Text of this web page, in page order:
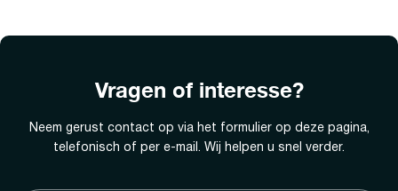
Vragen of interesse?
Neem gerust contact op via het formulier op deze pagina,
telefonisch of per e-mail. Wij helpen u snel verder.